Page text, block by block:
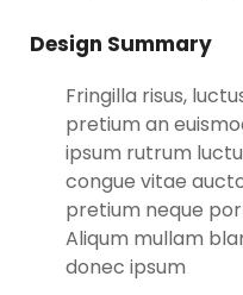
Design Summary
Fringilla risus,
pretium an
ipsum rutrum
congue vitae
pretium neque
Aliqum mullam
donec ipsum